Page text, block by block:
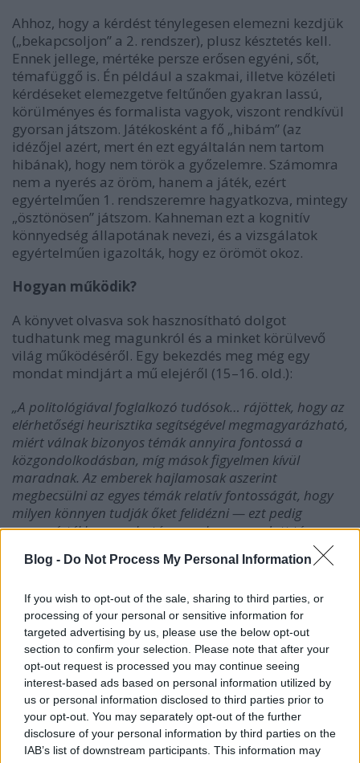
Blog - Do Not Process My Personal Information
If you wish to opt-out of the sale, sharing to third parties, or
processing of your personal or sensitive information for
targeted advertising by us, please use the below opt-out
section to confirm your selection. Please note that after your
opt-out request is processed you may continue seeing
interest-based ads based on personal information utilized by
us or personal information disclosed to third parties prior to
your opt-out. You may separately opt-out of the further
disclosure of your personal information by third parties on the
IAB’s list of downstream participants. This information may
Ahhoz, hogy a kérdést ténylegesen elemezni kezdjük
(„bekapcsoljon” a 2. rendszer), plusz késztetés kell.
Ennek jellege, mértéke persze erősen egyéni, sőt,
témafüggő is. Én például a szakmai, illetve közéleti
kérdéseket elemezgetve feltűnően gyakran lassú,
körülményes és formalista vagyok, viszont rendkívül
gyorsan játszom. Játékosként a fő „hibám” (az
idézőjel azért, mert én ezt egyáltalán nem tartom
hibának), hogy nem török a győzelemre. Számomra
nem a nyerés az öröm, hanem a játék, ezért
egyértelműen 1. rendszeremre hagyatkozva, mintegy
„ösztönösen” játszom. Kahneman ezt a kognitív
könnyedség állapotának nevezi, és a vizsgálatok
egyértelműen igazolták, hogy ez örömöt okoz.
Hogyan működik?
A könyvet olvasva sok hasznosítható dolgot
tudhatunk meg magunkról és a minket körülvevő
világ működéséről. Egy bekezdés meg még egy
mondat mindjárt a mű elejéről (15–16. old.):
„A politológiával foglalkozó tudósok… rájöttek, hogy az
elérhetőségi heurisztika segítségével megmagyarázható,
miért válnak bizonyos témák annyira fontossá a
közgondolkodásban, míg mások figyelmen kívül
maradnak. Az emberek hajlamosak aszerint
megbecsülni az egyes témák relatív fontosságát, hogy
milyen könnyen tudják őket felidézni — ezt pedig
nagymértékben meghatározza, hogy az adott téma
milyen mértékben van jelen a médiában. A gyakran
emlegetett témák elárasztják gondolkodásunkat, míg
média viszont azt választja ki közlésre, ami szerinte
aktuálisan foglalkoztatja a közgondolkodást. Nem
véletlen, hogy az autoriter rendszerek nagy nyomást
gyakorolnak a független médiára…”
Van-e kedvetek válaszolni?—Interaktív rész
Kahneman és Tversky — mindkettő alapos ember
lévén — persze azt is megvizsgálta, minek
köszönhető, hogy eredményeiket ilyen feltűnően